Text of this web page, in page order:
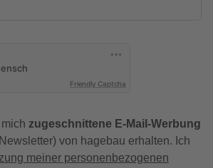
Friendly Captcha
zugeschnittene E-Mail-Werbung
von hagebau erhalten. Ich
meiner personenbezogenen